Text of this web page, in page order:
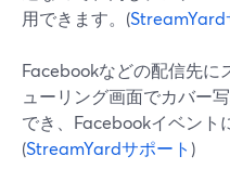
用できます。(StreamYard
Facebookなどの配信先に
ューリング画面でカバー
でき、Facebookイベント
(StreamYardサポート )